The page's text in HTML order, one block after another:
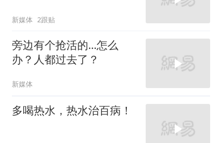
新媒体 2跟贴
旁边有个抢活的…怎么
办？人都过去了？
新媒体
多喝热水，热水治百病！